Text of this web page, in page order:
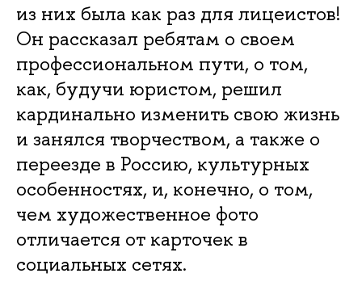
из них была как раз для лицеистов!
Он рассказал ребятам о своем
профессиональном пути, о том,
как, будучи юристом, решил
кардинально изменить свою жизнь
и занялся творчеством, а также о
переезде в Россию, культурных
особенностях, и, конечно, о том,
чем художественное фото
отличается от карточек в
социальных сетях.